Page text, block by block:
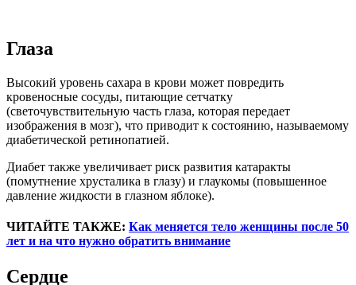
Глаза
Высокий уровень сахара в крови может повредить
кровеносные сосуды, питающие сетчатку
(светочувствительную часть глаза, которая передает
изображения в мозг), что приводит к состоянию, называемому
диабетической ретинопатией.
Диабет также увеличивает риск развития катаракты
(помутнение хрусталика в глазу) и глаукомы (повышенное
давление жидкости в глазном яблоке).
ЧИТАЙТЕ ТАКЖЕ: Как меняется тело женщины после 50
лет и на что нужно обратить внимание
Сердце